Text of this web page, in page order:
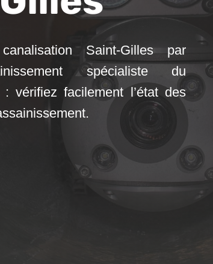
Saint-Gilles par
spécialiste du
vérifiez facilement l’état des